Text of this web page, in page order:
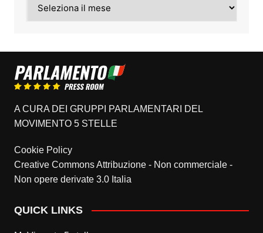
A CURA DEI GRUPPI PARLAMENTARI DEL
MOVIMENTO 5 STELLE
Cookie Policy
Creative Commons Attribuzione - Non commerciale -
Non opere derivate 3.0 Italia
QUICK LINKS